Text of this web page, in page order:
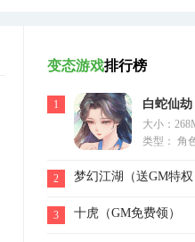
变态游戏排行榜
1
白蛇仙
充）
大小：
类型： 角
2 梦幻江湖（送GM特权
3 十虎（GM免费领）